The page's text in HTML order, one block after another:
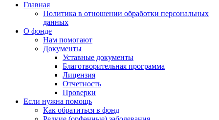
Главная
Политика в отношении обработки персональных
данных
О фонде
Нам помогают
Документы
Уставные документы
Благотворительная программа
Лицензия
Отчетность
Проверки
Если нужна помощь
Как обратиться в фонд